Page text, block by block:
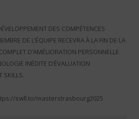
DES COMPÉTENCES
DE L’ÉQUIPE RECEVRA À LA FIN DE LA
D’AMÉLIORATION PERSONNELLE
INÉDITE D’ÉVALUATION
SKILLS.
https://swll.to/masterstrasbourg2025